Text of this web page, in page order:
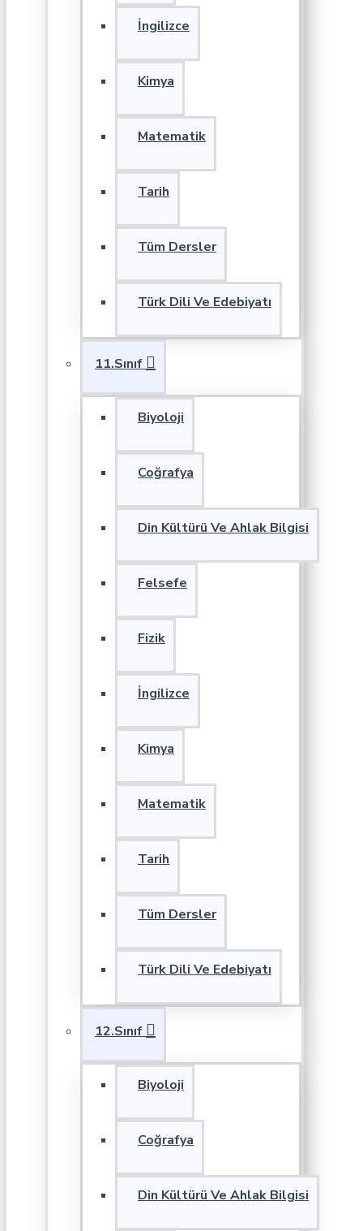
İngilizce
Kimya
Matematik
Tarih
Tüm Dersler
Türk Dili Ve Edebiyatı
11.Sınıf
Biyoloji
Coğrafya
Din Kültürü Ve Ahlak Bilgisi
Felsefe
Fizik
İngilizce
Kimya
Matematik
Tarih
Tüm Dersler
Türk Dili Ve Edebiyatı
12.Sınıf
Biyoloji
Coğrafya
Din Kültürü Ve Ahlak Bilgisi